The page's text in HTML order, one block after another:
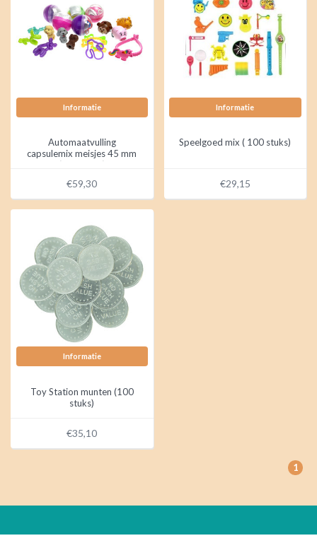
Informatie
Automaatvulling
capsulemix meisjes 45 mm
(100 stuks)
€59,30
Informatie
Speelgoed mix ( 100 stuks)
€29,15
Informatie
Toy Station munten (100
stuks)
€35,10
1